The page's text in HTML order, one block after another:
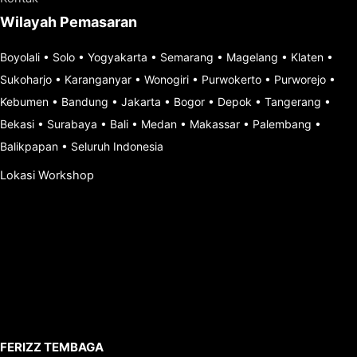
Wilayah Pemasaran
Boyolali • Solo • Yogyakarta • Semarang • Magelang • Klaten •
Sukoharjo • Karanganyar • Wonogiri • Purwokerto • Purworejo •
Kebumen • Bandung • Jakarta • Bogor • Depok • Tangerang •
Bekasi • Surabaya • Bali • Medan • Makassar • Palembang •
Balikpapan • Seluruh Indonesia
Lokasi Workshop
FERIZZ TEMBAGA